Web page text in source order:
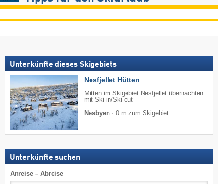
Unterkünfte dieses Skigebiets
Nesfjellet Hütten
Mitten im Skigebiet Nesfjellet übernachten
mit Ski-in/Ski-out
Nesbyen · 0 m zum Skigebiet
Unterkünfte suchen
Anreise – Abreise